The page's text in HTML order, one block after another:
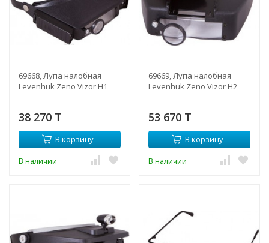
69668, Лупа налобная
Levenhuk Zeno Vizor H1
38 270 T
В корзину
В наличии
69669, Лупа налобная
Levenhuk Zeno Vizor H2
53 670 T
В корзину
В наличии